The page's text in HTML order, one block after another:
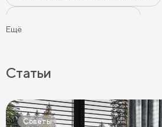
Кровати 120 х 200 с ящиками
Ещё
Статьи
Советы